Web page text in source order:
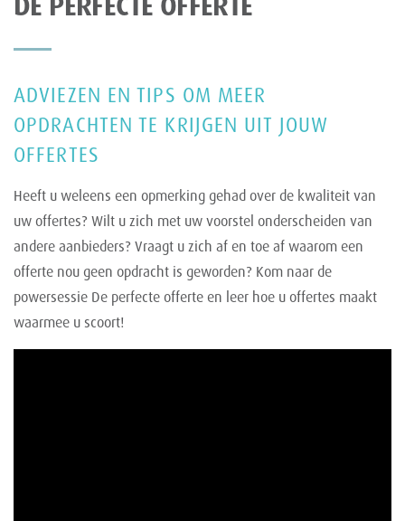
ADVIEZEN EN TIPS OM MEER
OPDRACHTEN TE KRIJGEN UIT JOUW
OFFERTES
Heeft u weleens een opmerking gehad over de kwaliteit van
uw offertes? Wilt u zich met uw voorstel onderscheiden van
andere aanbieders? Vraagt u zich af en toe af waarom een
offerte nou geen opdracht is geworden? Kom naar de
powersessie De perfecte offerte en leer hoe u offertes maakt
waarmee u scoort!